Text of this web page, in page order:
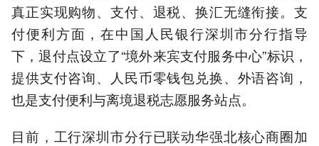
真正实现购物、支付、退税、换汇无缝衔接。支
付便利方面，在中国人民银行深圳市分行指导
下，退付点设立了“境外来宾支付服务中心”标识，
提供支付咨询、人民币零钱包兑换、外语咨询，
也是支付便利与离境退税志愿服务站点。
目前，工行深圳市分行已联动华强北核心商圈加